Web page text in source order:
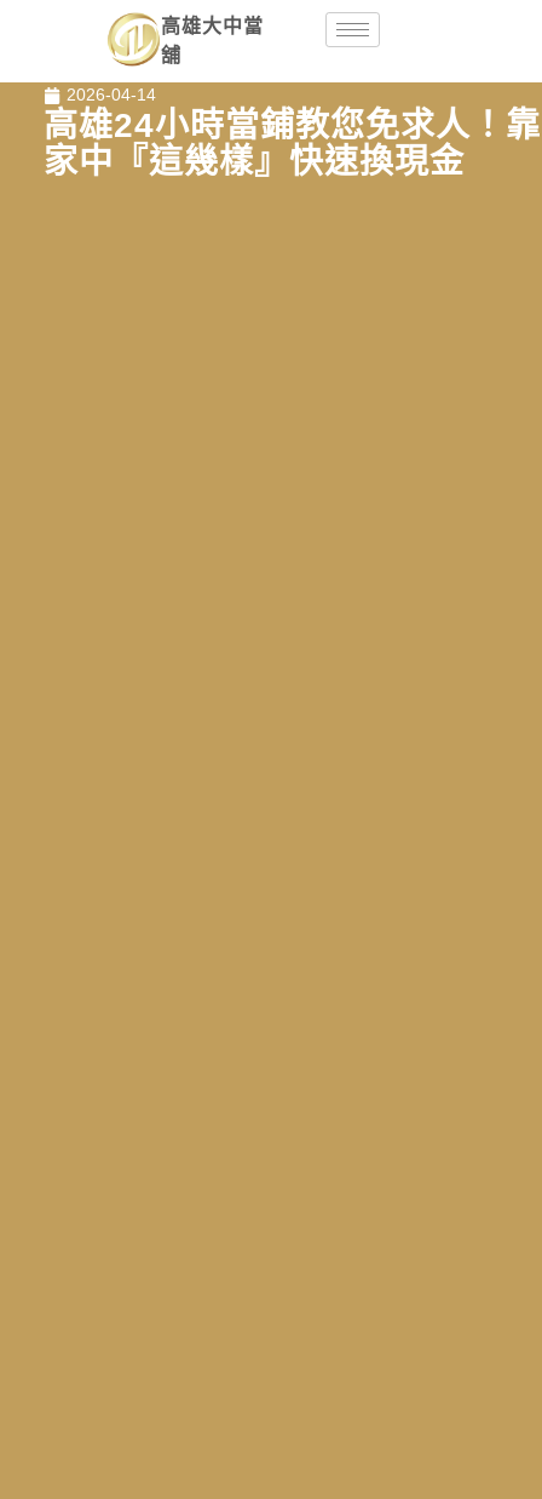
高雄大中當
舖
2026-04-14
高雄24小時當鋪教您免求人！靠
家中『這幾樣』快速換現金